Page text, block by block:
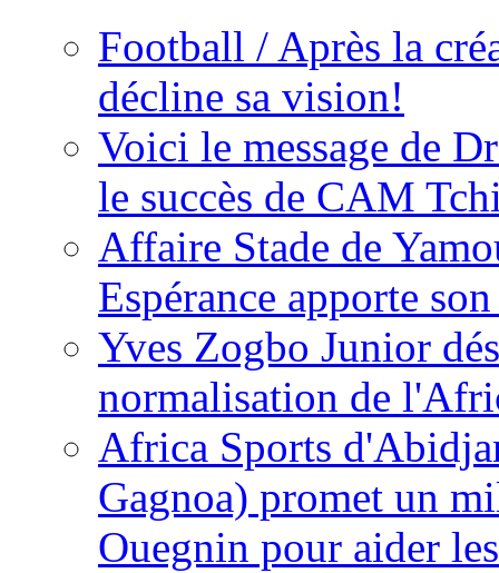
Football / Après la
décline sa vision!
Voici le message de
le succès de CAM
Affaire Stade de
Espérance apporte
Yves Zogbo Junior
normalisation de
Africa Sports
Gagnoa) promet un
Ouegnin pour aider